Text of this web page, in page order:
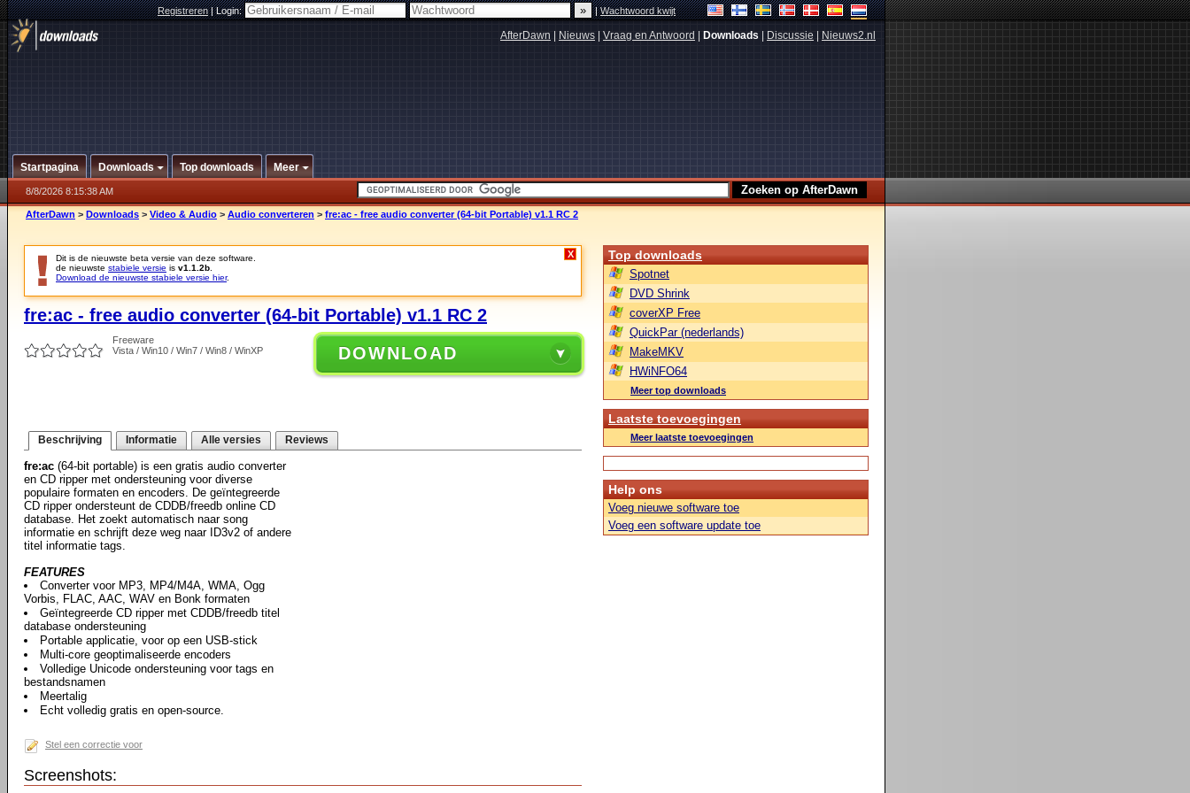
Registreren|Login: |Wachtwoord kwijt
AfterDawn Nieuws Vraag en Antwoord Downloads Discussie Nieuws2.nl
Startpagina Downloads Top downloads Meer
8/8/2026 8:15:38 AM
AfterDawn > Downloads > Video & Audio > Audio converteren > fre:ac - free audio converter (64-bit Portable) v1.1 RC 2
Dit is de nieuwste beta versie van deze software.
de nieuwste stabiele versie is v1.1.2b
Download de nieuwste stabiele versie hier.
X
fre:ac - free audio converter (64-bit Portable) v1.1 RC 2
Freeware
Vista / Win10 / Win7 / Win8 / WinXP
DOWNLOAD
Beschrijving Informatie Alle versies Reviews
fre:ac (64-bit portable) is een gratis audio converter
en CD ripper met ondersteuning voor diverse
populaire formaten en encoders. De geïntegreerde
CD ripper ondersteunt de CDDB/freedb online CD
database. Het zoekt automatisch naar song
informatie en schrijft deze weg naar ID3v2 of andere
titel informatie tags.
FEATURES
Converter voor MP3, MP4/M4A, WMA, Ogg
Vorbis, FLAC, AAC, WAV en Bonk formaten
Geïntegreerde CD ripper met CDDB/freedb titel
database ondersteuning
Portable applicatie, voor op een USB-stick
Multi-core geoptimaliseerde encoders
Volledige Unicode ondersteuning voor tags en
bestandsnamen
Meertalig
Echt volledig gratis en open-source.
Stel een correctie voor
Screenshots:
Top downloads
Spotnet
DVD Shrink
coverXP Free
QuickPar (nederlands)
MakeMKV
HWiNFO64
Meer top downloads
Laatste toevoegingen
Meer laatste toevoegingen
Help ons
Voeg nieuwe software toe
Voeg een software update toe